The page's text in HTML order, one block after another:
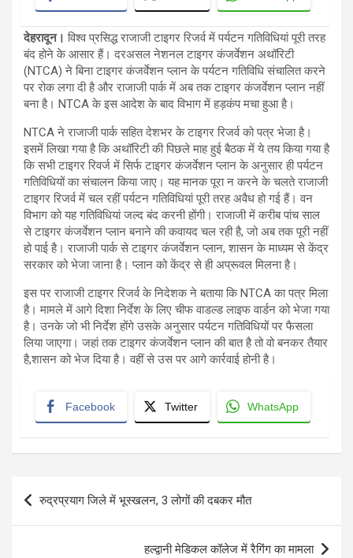
देहरादून। विश्व प्रसिद्ध राजाजी टाइगर रिजर्व में पर्यटन गतिविधियां पूरी तरह
बंद होने के आसार हैं। दरअसल नेशनल टाइगर कंजर्वेशन अथॉरिटी
(NTCA) ने बिना टाइगर कंजर्वेशन प्लान के पर्यटन गतिविधि संचालित करने
पर रोक लगा दी है और राजाजी पार्क में अब तक टाइगर कंजर्वेशन प्लान नहीं
बना है। NTCA के इस आदेश के बाद विभाग में हड़कंप मचा हुआ है।
NTCA ने राजाजी पार्क सहित देशभर के टाइगर रिजर्व को पत्र भेजा है।
इसमें लिखा गया है कि अथॉरिटी की पिछले माह हुई बैठक में ये तय किया गया है
कि सभी टाइगर रिवर्ज में सिर्फ टाइगर कंजर्वेशन प्लान के अनुसार ही पर्यटन
गतिविधियों का संचालन किया जाए। यह मानक पूरा न करने के चलते राजाजी
टाइगर रिजर्व में चल रहीं पर्यटन गतिविधियां पूरी तरह अवैध हो गई हैं। वन
विभाग को यह गतिविधियां जल्द बंद करनी होंगी। राजाजी में करीब पांच साल
से टाइगर कंजर्वेशन प्लान बनाने की कवायद चल रही है, जो अब तक पूरी नहीं
हो पाई है। राजाजी पार्क से टाइगर कंजर्वेशन प्लान, शासन के माध्यम से केंद्र
सरकार को भेजा जाना है। प्लान को केंद्र से ही अप्रूवल मिलना है।
इस पर राजाजी टाइगर रिजर्व के निदेशक ने बताया कि NTCA का पत्र मिला
है। मामले में आगे दिशा निर्देश के लिए चीफ वाडल्ड लाइफ वार्डन को भेजा गया
है। उनके जो भी निर्देश होंगे उसके अनुसार पर्यटन गतिविधियों पर फैसला
लिया जाएगा। जहां तक टाइगर कंजर्वेशन प्लान की बात है तो वो बनकर तैयार
है,शासन को भेज दिया है। वहीं से उस पर आगे कार्रवाई होनी है।
Facebook Twitter WhatsApp
Post
navigation
रुद्रप्रयाग जिले में भूस्खलन, 3 लोगों की दबकर मौत
हल्द्वानी मेडिकल कॉलेज में रैगिंग का मामला